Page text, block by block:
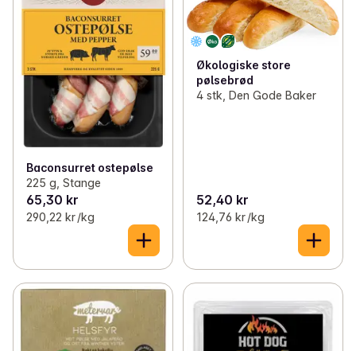
Baconsurret ostepølse
225 g, Stange
65,30 kr
290,22 kr /kg
Økologiske store
pølsebrød
4 stk, Den Gode Baker
52,40 kr
124,76 kr /kg